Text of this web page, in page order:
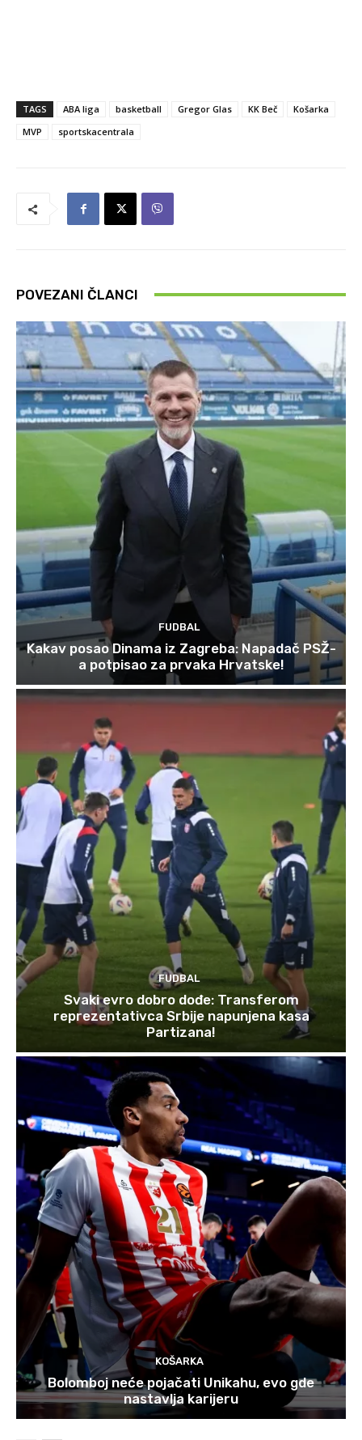
TAGS ABA liga basketball Gregor Glas KK Beč
Košarka
MVP
sportskacentrala
POVEZANI ČLANCI
FUDBAL
Kakav posao Dinama iz Zagreba: Napadač PSŽ-
a potpisao za prvaka Hrvatske!
FUDBAL
Svaki evro dobro dođe: Transferom
reprezentativca Srbije napunjena kasa
Partizana!
KOŠARKA
Bolomboj neće pojačati Unikahu, evo gde
nastavlja karijeru